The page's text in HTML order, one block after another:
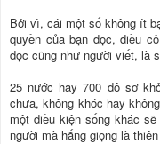
Bởi vì, cái một số không ít
quyền của bạn đọc, điều
đọc cũng như người viết, là
25 nước hay 700 đô sơ
chưa, không khóc hay
một điều kiện sống khác
người mà hắng giọng là